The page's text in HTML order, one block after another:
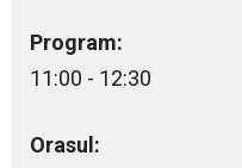
Program:
11:00 - 12:30
Orasul: